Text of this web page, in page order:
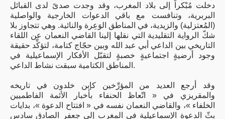
دخلت مُبْكراً إلى بلاد المغرب، وقد وجدت صدىً لدى القبائل
البربرية، وتنافست مع باقي الدعوات الخارجية والواصلية
(المُعتزلية) والزيدية، في المناطق الوَعِرة والنائية. وهي تتجاوز بلا
شكّ الرواية التقليدية التي نقلها إلينا القاضي النعمان عن اللقاء
التاريخي بين الداعي أبي عبد الله وبين حجّاج كتامة، لتؤكِّد حقيقة
وجود أرضيةٍ اجتماعيةٍ خصبةٍ لتقبّل الأفكار الإسماعيلية في
المناطق الكتامية سبقت نشاط الداعي.
وقد أرجع العديد من المؤرِّخين كإبن خلدون في تاريخه
والمقريزي في « اتّعاظ الحنفاء بأخبار الأئمة الفاطميين
الخلفاء »، والقاضي النعمان نفسه في « افتتاح الدعوة »، بدايات
بثّ الدعوة الإسماعيلية في المغرب إلى جعفرٍ الصادق سادس